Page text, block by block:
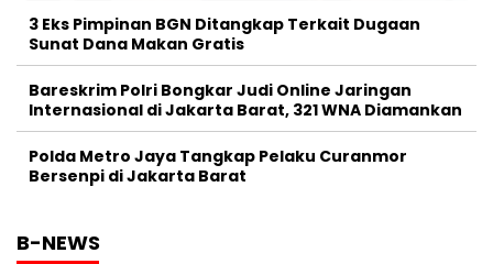
3 Eks Pimpinan BGN Ditangkap Terkait Dugaan
Sunat Dana Makan Gratis
Bareskrim Polri Bongkar Judi Online Jaringan
Internasional di Jakarta Barat, 321 WNA Diamankan
Polda Metro Jaya Tangkap Pelaku Curanmor
Bersenpi di Jakarta Barat
B-NEWS